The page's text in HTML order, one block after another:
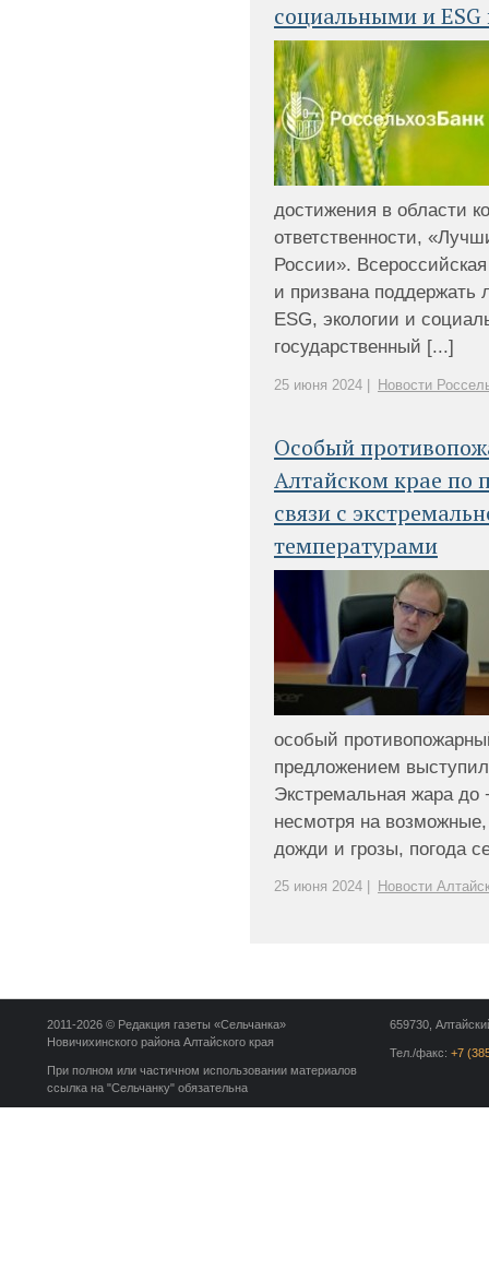
социальными и
достижения в области
ответственности,
России».
и призвана
ESG, экологии и
государственный [...]
25 июня 2024 | Новости
Особый
Алтайском крае по
связи с
температурами
особый
предложением
Экстремальная жара до
несмотря на
дожди и грозы, погода
25 июня 2024 | Новости
659730,
Тел./факс: +7
2011-2026 © Редакция газеты «Сельчанка»
Новичихинского района Алтайского края
При полном или частичном использовании материалов
ссылка на "Сельчанку" обязательна